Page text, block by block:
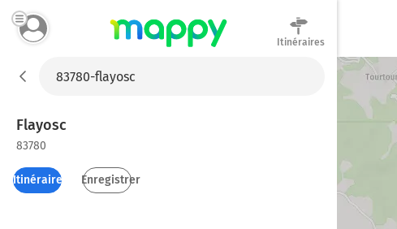
Itinéraires
Flayosc
83780
Itinéraires Enregistrer